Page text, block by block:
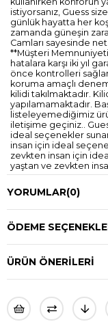
istiyorsanız, Guess
günlük hayatta her
zamanda güneşin
Camları sayesinde
**Müşteri
hatalara karşı iki yıl
önce kontrolleri
koruma amaçlı
kilidi takılmaktadır.
yapılamamaktadır.
listeleyemediğimiz
iletişime geçiniz..
ideal seçenekler
insan için ideal
zevkten insan için
yaştan ve zevkten
YORUMLAR(0)
ÖDEME
ÜRÜN ÖNERILERI